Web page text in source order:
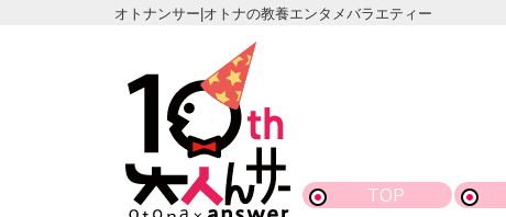
オトナンサー|オトナの教養エンタメバラエティー
TOP